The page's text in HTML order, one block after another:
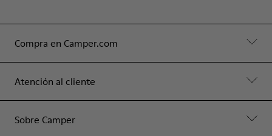
Compra en Camper.com
Atención al cliente
Sobre Camper